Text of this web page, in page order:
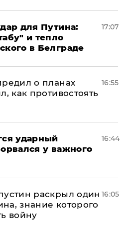
для Путина:
и тепло
в Белграде
17:07
о планах
как противостоять
16:55
ударный
у важного
16:44
раскрыл один
знание которого
войну
16:05